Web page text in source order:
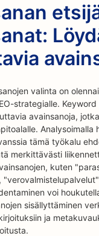
valinta on
strategialle.
avainsanoja,
Analysoimalla
tämä työkalu
merkittävästi
kuten
voi
sisällyttäminen
ja